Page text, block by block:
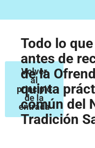
Volver
al
principio
de la
entrada
Todo lo
antes de
de la
quinta
común del
Tradición